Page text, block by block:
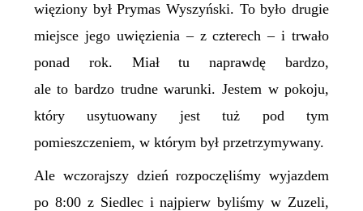
więziony był Prymas Wyszyński. To było drugie
miejsce jego uwięzienia – z czterech – i trwało
ponad rok. Miał tu naprawdę bardzo,
ale to bardzo trudne warunki. Jestem w pokoju,
który usytuowany jest tuż pod tym
pomieszczeniem, w którym był przetrzymywany.
Ale wczorajszy dzień rozpoczęliśmy wyjazdem
po 8:00 z Siedlec i najpierw byliśmy w Zuzeli,